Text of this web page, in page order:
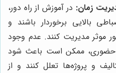
زمان: در آموزش از راه دور،
بالایی برخوردار باشند و
موثر مدیریت کنند. عدم وجود
حضوری، ممکن است باعث شود
و پروژه‌ها تعلل کنند و از